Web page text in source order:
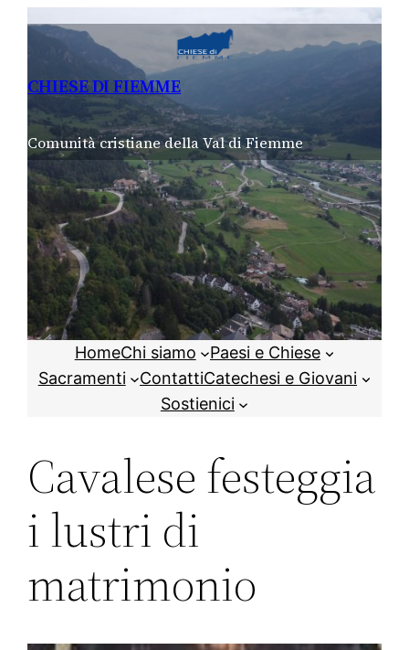
CHIESE DI FIEMME
Comunità cristiane della Val di Fiemme
HomeChi siamo
Paesi e Chiese
Sacramenti
ContattiCatechesi e Giovani
Sostienici
Cavalese festeggia
i lustri di
matrimonio